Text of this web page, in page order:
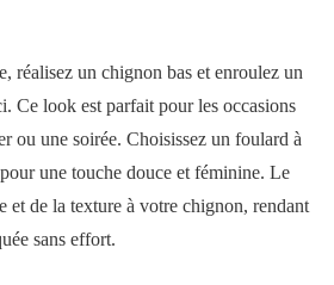
réalisez un chignon bas et enroulez un
Ce look est parfait pour les occasions
ou une soirée. Choisissez un foulard à
une touche douce et féminine. Le
et de la texture à votre chignon, rendant
sans effort.